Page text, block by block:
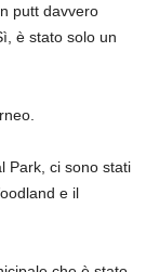
putt davvero
è stato solo un
Park, ci sono stati
e il